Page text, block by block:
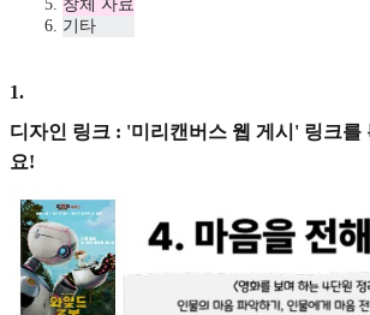
창체 자료
기타
1.
디자인 링크 : '미리캔버스 웹 게시' 링크를
요!